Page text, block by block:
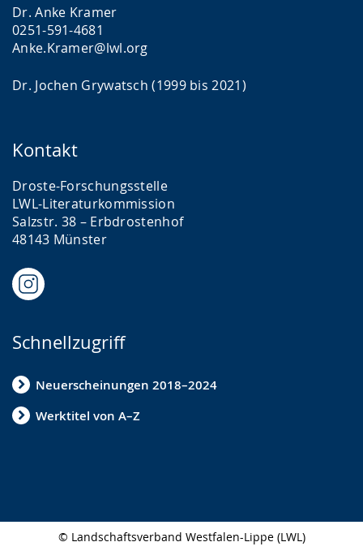
Dr. Anke Kramer
0251-591-4681
Anke.Kramer@lwl.org
Dr. Jochen Grywatsch (1999 bis 2021)
Kontakt
Droste-Forschungsstelle
LWL-Literaturkommission
Salzstr. 38 – Erbdrostenhof
48143 Münster
Schnellzugriff
Neuerscheinungen 2018–2024
Werktitel von A–Z
© Landschaftsverband Westfalen-Lippe (LWL)